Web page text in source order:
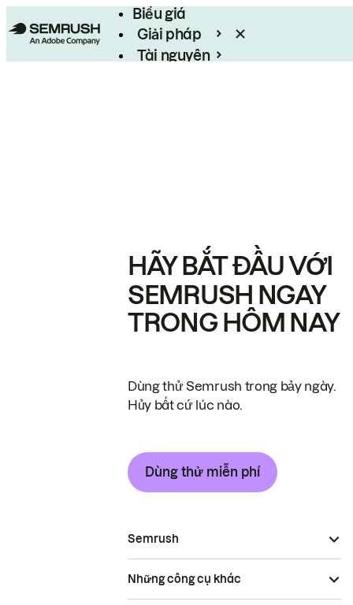
Biểu giá
Giải pháp
Tài nguyên
HÃY BẮT ĐẦU VỚI
SEMRUSH NGAY
TRONG HÔM NAY
Dùng thử Semrush trong bảy ngày.
Hủy bất cứ lúc nào.
Dùng thử miễn phí
Semrush
Những công cụ khác